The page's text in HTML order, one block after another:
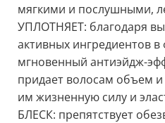
мягкими и послушными,
УПЛОТНЯЕТ: благодаря
активных ингредиентов
мгновенный антиэйдж-
придает волосам объем
им жизненную силу и
БЛЕСК: препятствует